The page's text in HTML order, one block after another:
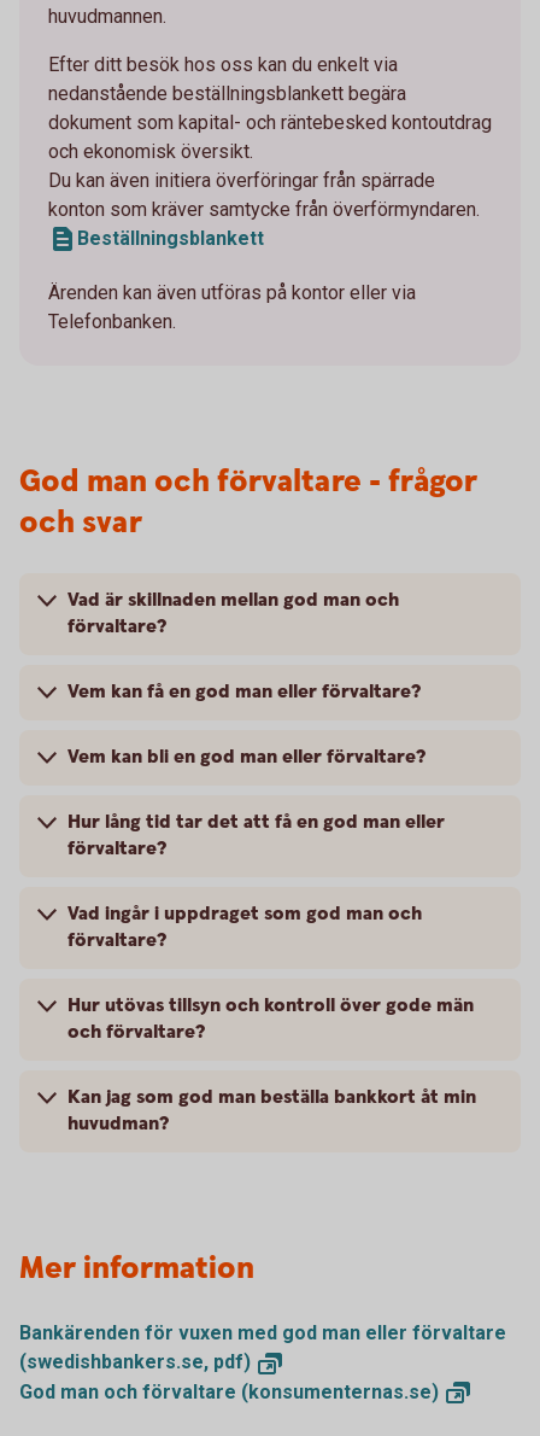
huvudmannen.
Efter ditt besök hos oss kan du enkelt via
nedanstående beställningsblankett begära
dokument som kapital- och räntebesked kontoutdrag
och ekonomisk översikt.
Du kan även initiera överföringar från spärrade
konton som kräver samtycke från överförmyndaren.
Beställningsblankett
Ärenden kan även utföras på kontor eller via
Telefonbanken.
God man och förvaltare - frågor
och svar
Vad är skillnaden mellan god man och
förvaltare?
Vem kan få en god man eller förvaltare?
Vem kan bli en god man eller förvaltare?
Hur lång tid tar det att få en god man eller
förvaltare?
Vad ingår i uppdraget som god man och
förvaltare?
Hur utövas tillsyn och kontroll över gode män
och förvaltare?
Kan jag som god man beställa bankkort åt min
huvudman?
Mer information
Bankärenden för vuxen med god man eller förvaltare
(swedishbankers.se, pdf)
God man och förvaltare (konsumenternas.se)